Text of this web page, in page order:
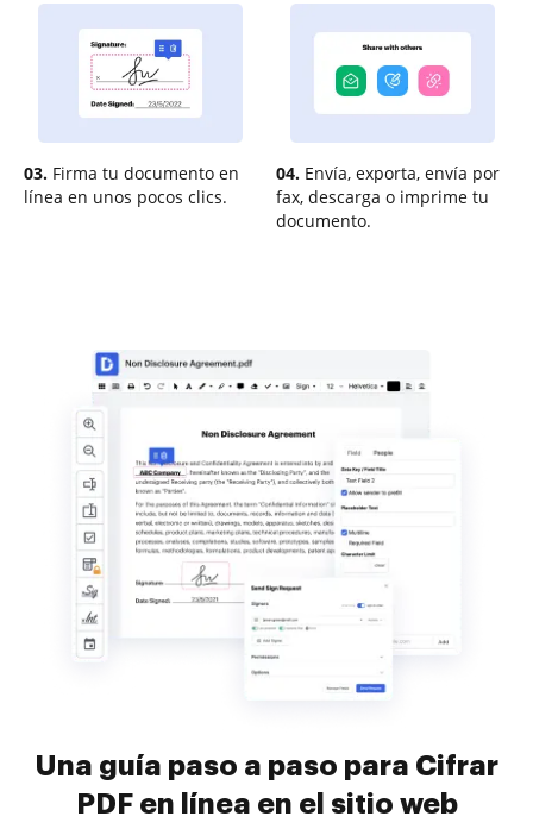
03. Firma tu documento en
línea en unos pocos clics.
04. Envía, exporta, envía por
fax, descarga o imprime tu
documento.
Una guía paso a paso para Cifrar
PDF en línea en el sitio web